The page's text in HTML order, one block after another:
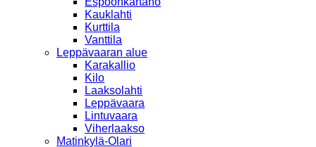
Kauklahti
Kurttila
Vanttila
Leppävaaran alue
Karakallio
Kilo
Laaksolahti
Leppävaara
Lintuvaara
Viherlaakso
Matinkylä-Olari